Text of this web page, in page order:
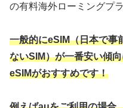
の有料海外ローミングプ
一般的にeSIM（日本で事
ないSIM）が一番安い傾
eSIMがおすすめです！